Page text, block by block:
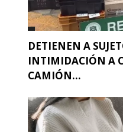
DETIENEN A
INTIMIDACIÓN A
CAMIÓN...